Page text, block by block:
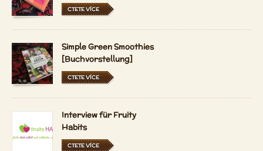
CTETE VÍCE
Simple Green Smoothies
[Buchvorstellung]
CTETE VÍCE
Interview für Fruity
Habits
CTETE VÍCE